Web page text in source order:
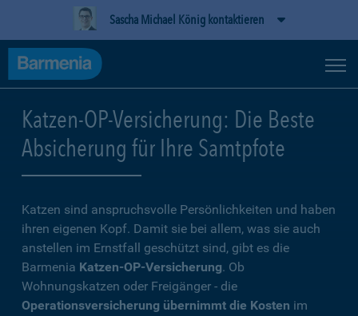
Sascha Michael König kontaktieren
Katzen-OP-Versicherung: Die Beste
Absicherung für Ihre Samtpfote
Katzen sind anspruchsvolle Persönlichkeiten und haben
ihren eigenen Kopf. Damit sie bei allem, was sie auch
anstellen im Ernstfall geschützt sind, gibt es die
Barmenia Katzen-OP-Versicherung. Ob
Wohnungskatzen oder Freigänger - die
Operationsversicherung übernimmt die Kosten im